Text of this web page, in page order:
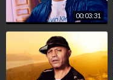
00:03:31